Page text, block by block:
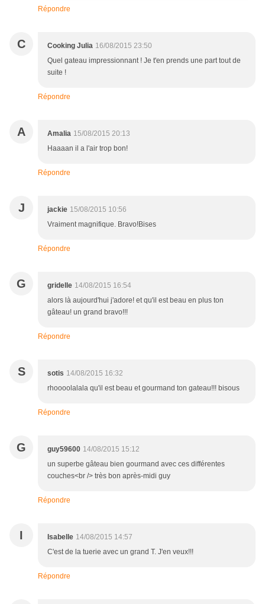
Répondre
C Cooking Julia 16/08/2015 23:50
Quel gateau impressionnant ! Je t'en prends une part tout de
suite !
Répondre
A Amalia 15/08/2015 20:13
Haaaan il a l'air trop bon!
Répondre
J jackie 15/08/2015 10:56
Vraiment magnifique. Bravo!Bises
Répondre
G gridelle 14/08/2015 16:54
alors là aujourd'hui j'adore! et qu'il est beau en plus ton
gâteau! un grand bravo!!!
Répondre
S sotis 14/08/2015 16:32
rhoooolalala qu'il est beau et gourmand ton gateau!!! bisous
Répondre
G guy59600 14/08/2015 15:12
un superbe gâteau bien gourmand avec ces différentes
couches<br /> très bon après-midi guy
Répondre
I Isabelle 14/08/2015 14:57
C'est de la tuerie avec un grand T. J'en veux!!!
Répondre